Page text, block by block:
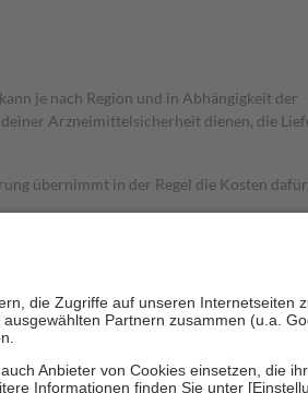
je nach Region und in Abhängigkeit der
Arzneimittelsicherheit dienen, die
übernimmt in der Regel die Kosten
an bei: